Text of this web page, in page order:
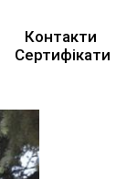
Контакти
Сертифікати